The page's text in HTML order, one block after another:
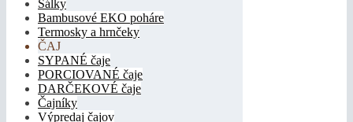
Šálky
Bambusové EKO poháre
Termosky a hrnčeky
ČAJ
SYPANÉ čaje
PORCIOVANÉ čaje
DARČEKOVÉ čaje
Čajníky
Výpredaj čajov